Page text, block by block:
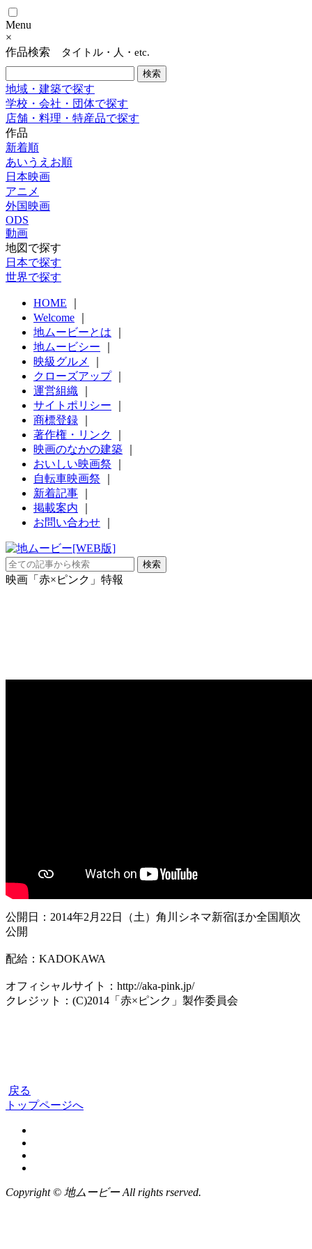
Menu
×
作品検索
タイトル・人・etc.
地域・建築で探す
学校・会社・団体で探す
店舗・料理・特産品で探す
作品
新着順
あいうえお順
日本映画
アニメ
外国映画
ODS
動画
地図で探す
日本で探す
世界で探す
HOME
Welcome
地ムービーとは
地ムービシー
映級グルメ
クローズアップ｜
運営組織
サイトポリシー
商標登録
著作権・リンク
映画のなかの建築
おいしい映画祭
自転車映画祭
新着記事
掲載案内
お問い合わせ
映画「赤×ピンク」特報
公開日：2014年2月22日（土）角川シネマ新宿ほか全国順次
公開
配給：KADOKAWA
オフィシャルサイト：http://aka-pink.jp/
クレジット：(C)2014「赤×ピンク」製作委員会
戻る
トップページへ
Copyright © 地ムービー All rights rserved.